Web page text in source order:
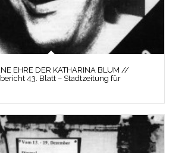
EHRE DER KATHARINA BLUM //
43. Blatt – Stadtzeitung für